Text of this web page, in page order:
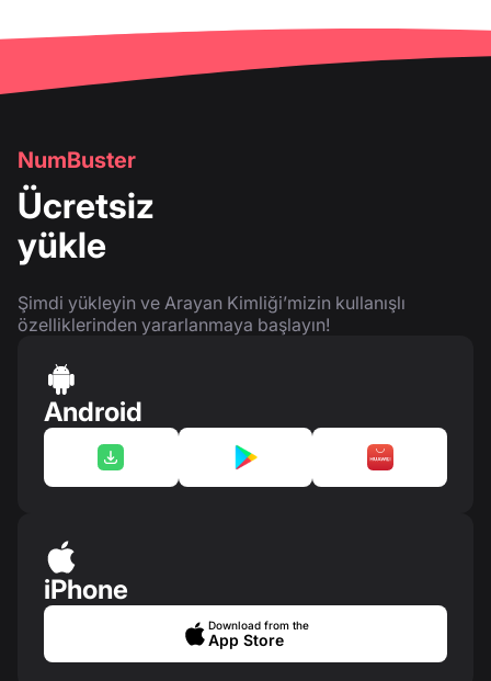
NumBuster
Ücretsiz
yükle
Şimdi yükleyin ve Arayan Kimliği’mizin kullanışlı
özelliklerinden yararlanmaya başlayın!
Android
iPhone
Download from the
App Store